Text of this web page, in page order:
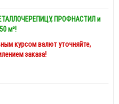
ПРОФНАСТИЛ и
м²!
курсом валют уточняйте,
заказа!